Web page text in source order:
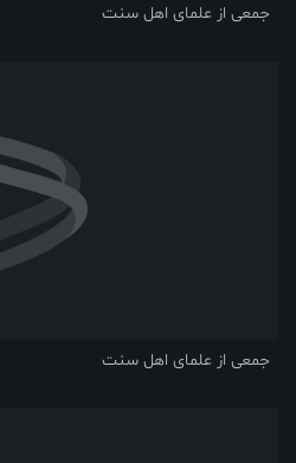
جمعی از علمای اهل سنت
جمعی از علمای اهل سنت